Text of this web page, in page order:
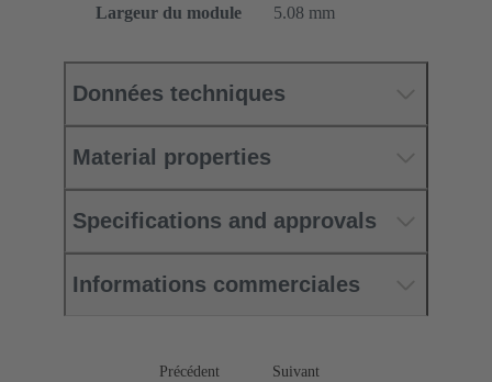
Largeur du module
5.08 mm
Données techniques
Material properties
Specifications and approvals
Informations commerciales
Précédent Suivant